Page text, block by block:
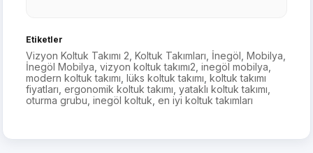
Etiketler
Vizyon Koltuk Takımı 2 Koltuk Takımları İnegöl Mobilya
İnegöl Mobilya vizyon koltuk takımı2 inegöl mobilya
modern koltuk takımı lüks koltuk takımı koltuk takımı
fiyatları ergonomik koltuk takımı yataklı koltuk takımı
oturma grubu inegöl koltuk en iyi koltuk takımları